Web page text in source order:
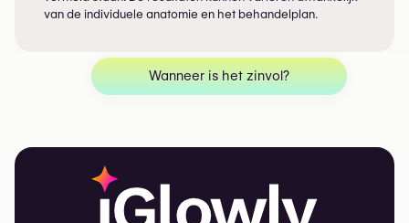
van de individuele anatomie en het behandelplan.
Wanneer is het zinvol?